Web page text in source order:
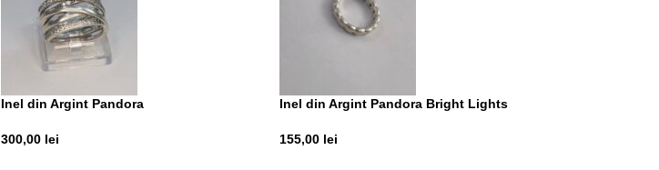
Inel din Argint Pandora
300,00 lei
Inel din Argint Pandora Bright Lights
155,00 lei